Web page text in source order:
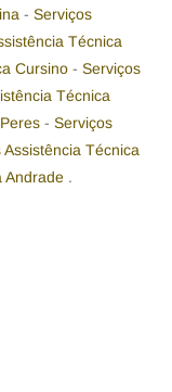
- Serviços
Técnica
Cursino - Serviços
Técnica
- Serviços
Assistência Técnica
Andrade .